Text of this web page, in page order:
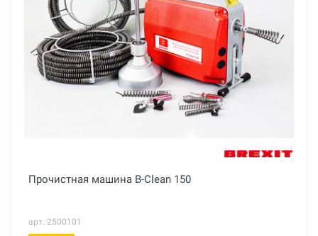
Прочистная машина B-Clean 150
арт. 2500101